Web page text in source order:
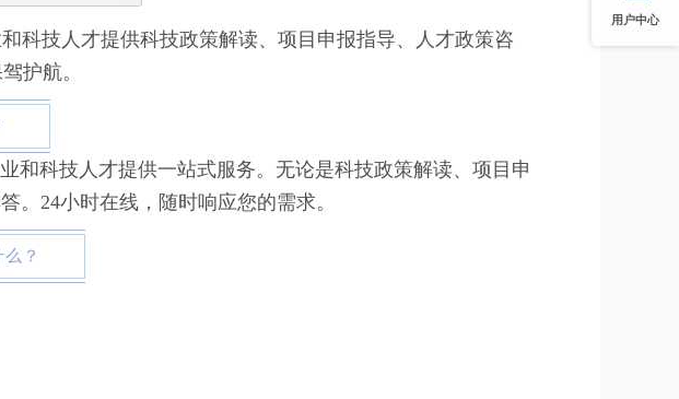
科技人才提供科技政策解读、项目申报指导、人才政策咨
护航。
和科技人才提供一站式服务。无论是科技政策解读、项目申
。24小时在线，随时响应您的需求。
？
用户中心